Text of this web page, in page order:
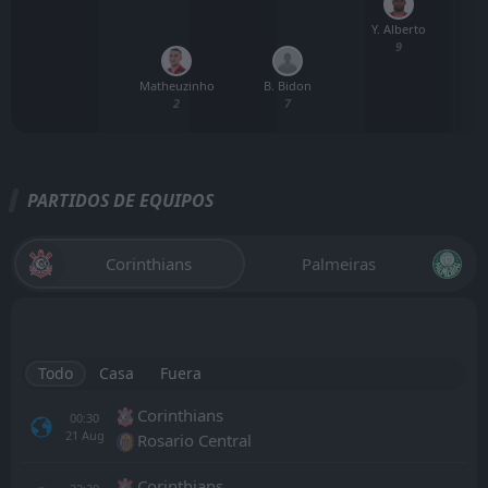
Matheuzinho
2
B. Bidon
7
Y. Alberto
9
PARTIDOS DE EQUIPOS
Corinthians Palmeiras
Todo Casa Fuera
00:30
21 Aug
Corinthians
Rosario Central